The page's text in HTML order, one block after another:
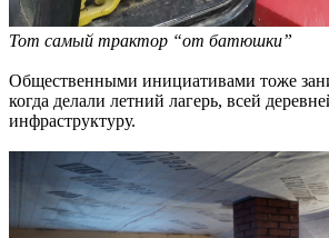
Тот самый трактор “от батюшки”
Общественными инициативами тоже
когда делали летний лагерь, всей
инфраструктуру.